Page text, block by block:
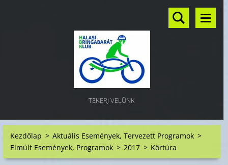
TEKERJ VELÜNK
Kezdőlap > Aktuális Események, Tervezett Programok >
Elmúlt Események, Programok > 2017 > Körtúra